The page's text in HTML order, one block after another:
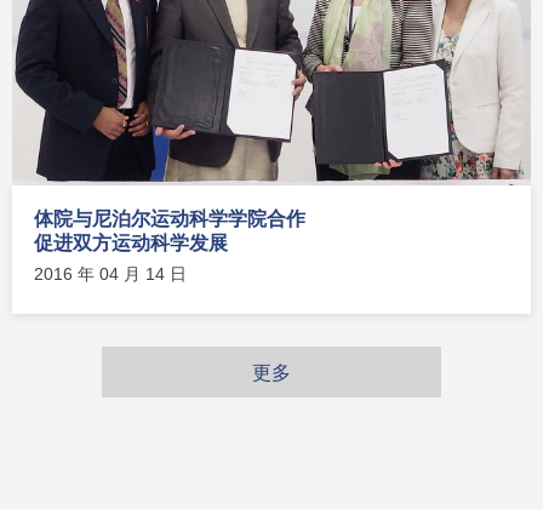
体院与尼泊尔运动科学学院合作
促进双方运动科学发展
2016 年 04 月 14 日
更多